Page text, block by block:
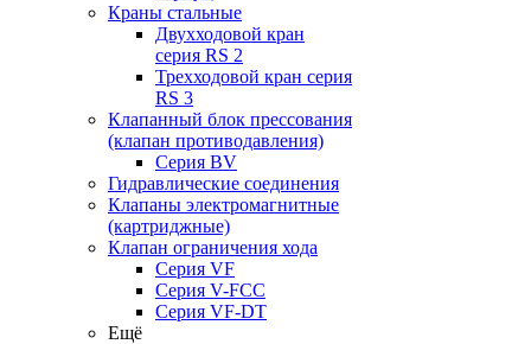
Краны стальные
Двухходовой кран
серия RS 2
Трехходовой кран серия
RS 3
Клапанный блок прессования
(клапан противодавления)
Серия BV
Гидравлические соединения
Клапаны электромагнитные
(картриджные)
Клапан ограничения хода
Серия VF
Серия V-FCC
Серия VF-DT
Ещё